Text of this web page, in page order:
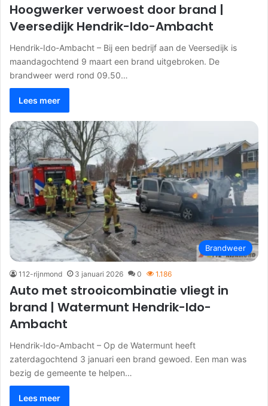
Hoogwerker verwoest door brand |
Veersedijk Hendrik-Ido-Ambacht
Hendrik-Ido-Ambacht – Bij een bedrijf aan de Veersedijk is
maandagochtend 9 maart een brand uitgebroken. De
brandweer werd rond 09.50…
Lees meer
Brandweer
112-rijnmond 3 januari 2026 0 1.186
Auto met strooicombinatie vliegt in
brand | Watermunt Hendrik-Ido-
Ambacht
Hendrik-Ido-Ambacht – Op de Watermunt heeft
zaterdagochtend 3 januari een brand gewoed. Een man was
bezig de gemeente te helpen…
Lees meer